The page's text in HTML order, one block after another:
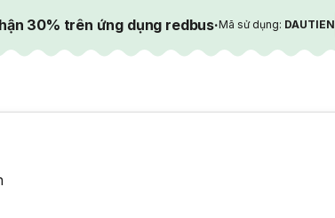
30% trên ứng dụng redbus·Mã sử dụng: DAUTIEN